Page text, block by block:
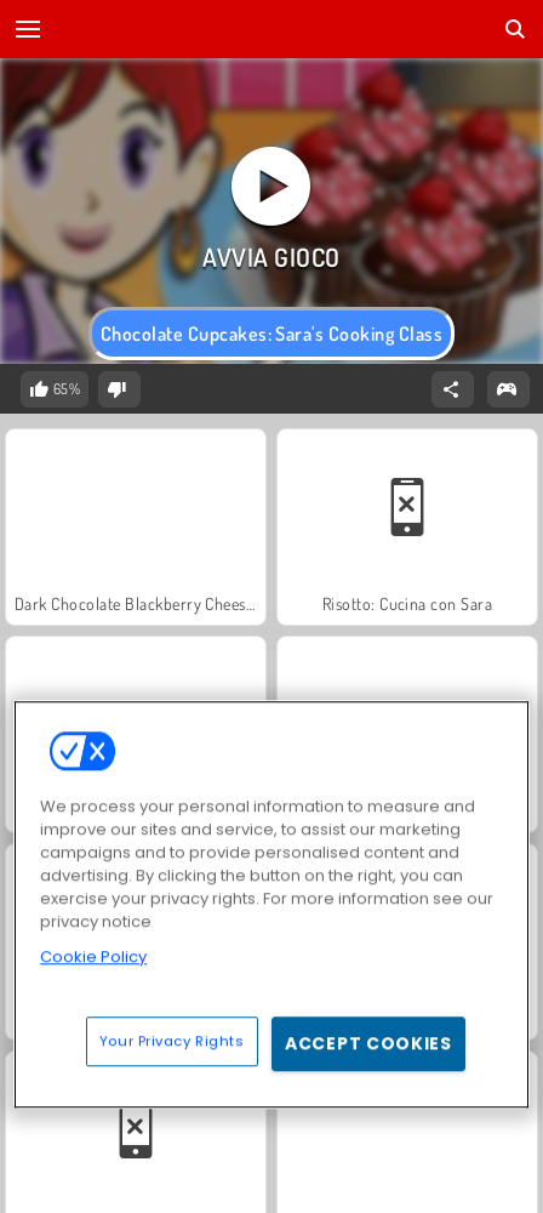
Chocolate Cupcakes: Sara's Cooking Class
65%
Risotto: Cucina con Sara
Goodgame Empire Parole intrecciate
Labbra rifatte di Goldie Ristorante dei pinguini
We process your personal information to measure and
improve our sites and service, to assist our marketing
campaigns and to provide personalised content and
advertising. By clicking the button on the right, you can
exercise your privacy rights. For more information see our
privacy notice
Cookie Policy
Your Privacy Rights ACCEPT COOKIES